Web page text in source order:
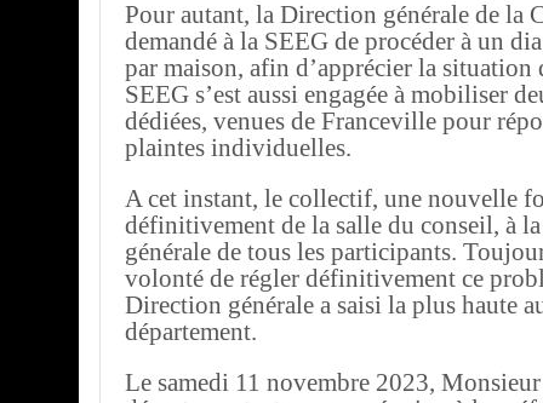
Pour autant, la Direction générale de la
demandé à la SEEG de procéder à un
par maison, afin d’apprécier la situation
SEEG s’est aussi engagée à mobiliser
dédiées, venues de Franceville pour
plaintes individuelles.
A cet instant, le collectif, une nouvelle
définitivement de la salle du conseil, à
générale de tous les participants.
volonté de régler définitivement ce
Direction générale a saisi la plus haute
département.
Le samedi 11 novembre 2023,